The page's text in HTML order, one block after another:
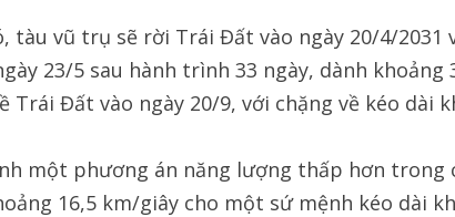
tàu vũ trụ sẽ rời Trái Đất vào ngày 20/4/2031
23/5 sau hành trình 33 ngày, dành
Trái Đất vào ngày 20/9, với chặng về kéo dài
một phương án năng lượng thấp hơn trong
16,5 km/giây cho một sứ mệnh kéo dài